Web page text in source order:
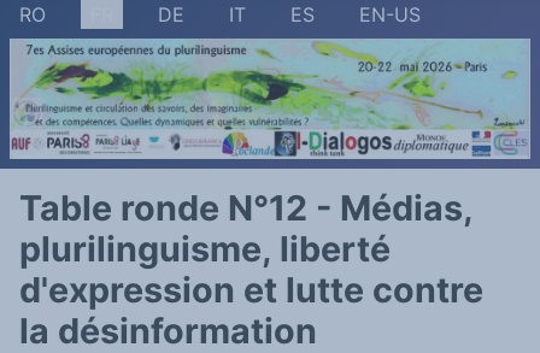
Sélectionnez votre langue
RO DE IT ES EN-US
Table ronde N°12 - Médias,
plurilinguisme, liberté
d'expression et lutte contre
la désinformation